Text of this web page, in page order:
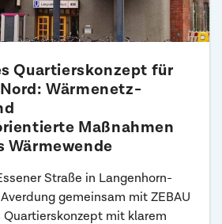
Quartierskonzept für
Wärmenetz-
Maßnahmen
Wärmewende
Straße in Langenhorn-
gemeinsam mit ZEBAU
mit klarem